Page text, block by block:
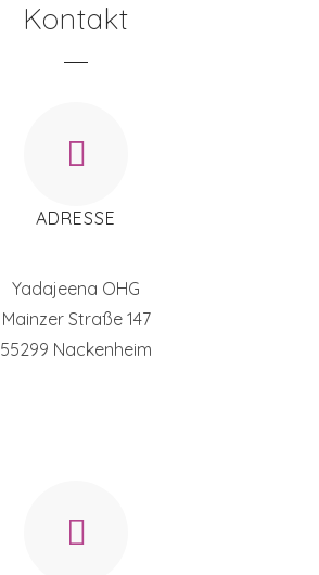
Kontakt
ADRESSE
Yadajeena OHG
Mainzer Straße 147
55299 Nackenheim